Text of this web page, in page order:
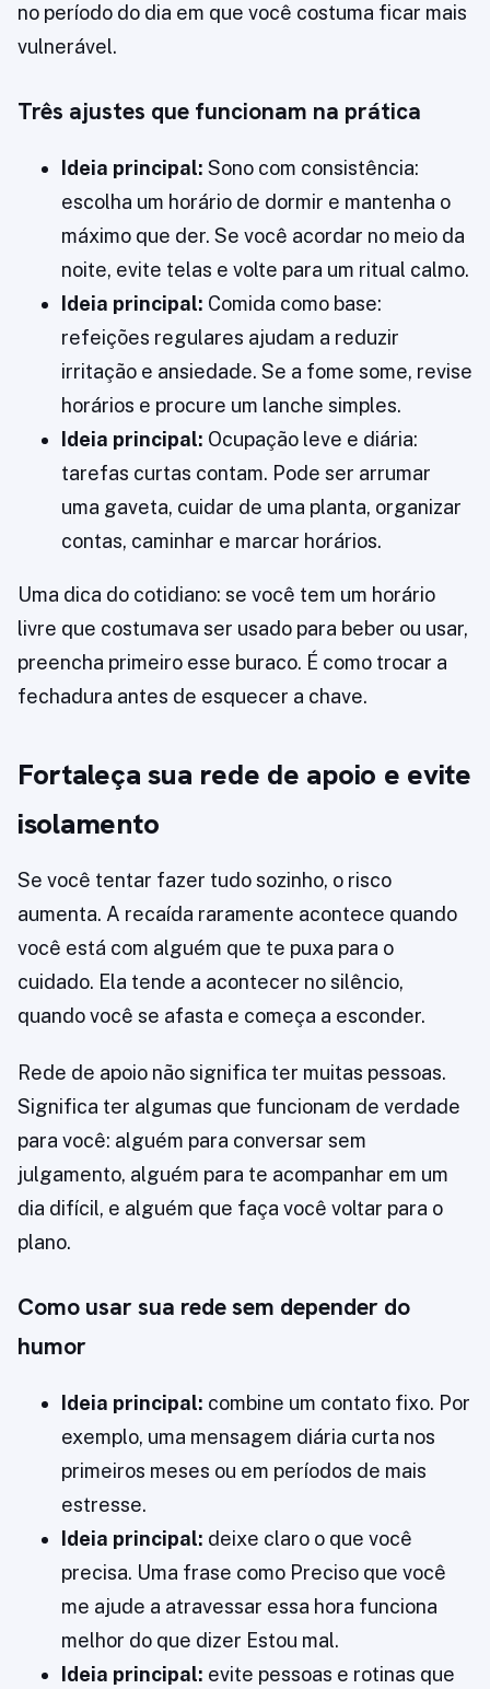
no período do dia em que você costuma ficar mais
vulnerável.
Três ajustes que funcionam na prática
Ideia principal: Sono com consistência:
escolha um horário de dormir e mantenha o
máximo que der. Se você acordar no meio da
noite, evite telas e volte para um ritual calmo.
Ideia principal: Comida como base:
refeições regulares ajudam a reduzir
irritação e ansiedade. Se a fome some, revise
horários e procure um lanche simples.
Ideia principal: Ocupação leve e diária:
tarefas curtas contam. Pode ser arrumar
uma gaveta, cuidar de uma planta, organizar
contas, caminhar e marcar horários.
Uma dica do cotidiano: se você tem um horário
livre que costumava ser usado para beber ou usar,
preencha primeiro esse buraco. É como trocar a
fechadura antes de esquecer a chave.
Fortaleça sua rede de apoio e evite
isolamento
Se você tentar fazer tudo sozinho, o risco
aumenta. A recaída raramente acontece quando
você está com alguém que te puxa para o
cuidado. Ela tende a acontecer no silêncio,
quando você se afasta e começa a esconder.
Rede de apoio não significa ter muitas pessoas.
Significa ter algumas que funcionam de verdade
para você: alguém para conversar sem
julgamento, alguém para te acompanhar em um
dia difícil, e alguém que faça você voltar para o
plano.
Como usar sua rede sem depender do
humor
Ideia principal: combine um contato fixo. Por
exemplo, uma mensagem diária curta nos
primeiros meses ou em períodos de mais
estresse.
Ideia principal: deixe claro o que você
precisa. Uma frase como Preciso que você
me ajude a atravessar essa hora funciona
melhor do que dizer Estou mal.
Ideia principal: evite pessoas e rotinas que